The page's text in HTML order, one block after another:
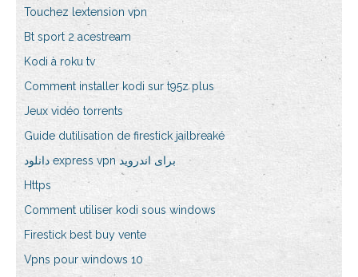
Touchez lextension vpn
Bt sport 2 acestream
Kodi à roku tv
Comment installer kodi sur t95z plus
Jeux vidéo torrents
Guide dutilisation de firestick jailbreaké
دانلود express vpn برای اندروید
Https
Comment utiliser kodi sous windows
Firestick best buy vente
Vpns pour windows 10